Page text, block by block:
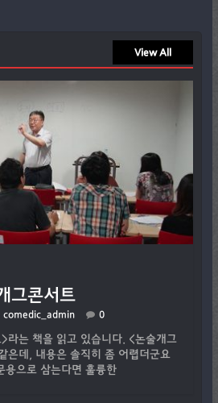
View All
그콘서트
comedic_admin 0
라는 책을 읽고 있습니다. <논술개그
은데, 내용은 솔직히 좀 어렵더군요
으로 삼는다면 훌륭한